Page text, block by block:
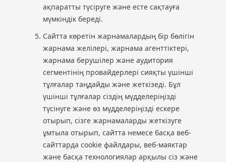
ақпаратты түсіруге және есте сақтауға
мүмкіндік береді.
Сайтта көретін жарнамалардың бір бөлігін
жарнама желілері, жарнама агенттіктері,
жарнама берушілер және аудитория
сегментінің провайдерлері сияқты үшінші
тұлғалар таңдайды және жеткізеді. Бұл
үшінші тұлғалар сіздің мүдделеріңізді
түсінуге және өз мүдделеріңізді ескере
отырып, сізге жарнамаларды жеткізуге
ұмтыла отырып, сайтта немесе басқа веб-
сайттарда cookie файлдары, веб-маяктар
және басқа технологиялар арқылы сіз және